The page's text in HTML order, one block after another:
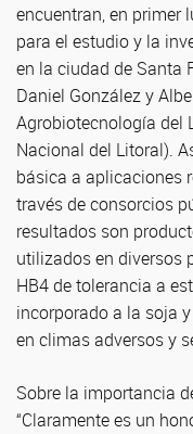
encuentran, en primer
para el estudio y la
en la ciudad de Santa
Daniel González y
Agrobiotecnología del
Nacional del Litoral).
básica a aplicaciones
través de consorcios
resultados son
utilizados en diversos
HB4 de tolerancia a
incorporado a la soja
en climas adversos y
Sobre la importancia
“Claramente es un